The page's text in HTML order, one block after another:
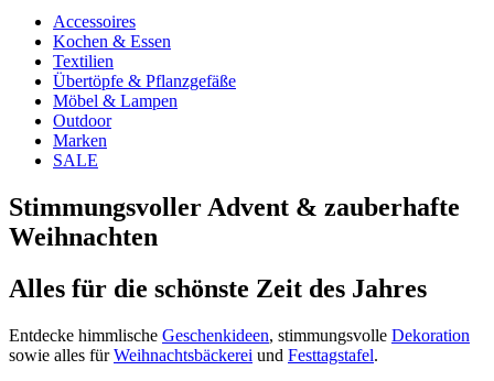
Accessoires
Kochen & Essen
Textilien
Übertöpfe & Pflanzgefäße
Möbel & Lampen
Outdoor
Marken
SALE
Stimmungsvoller Advent & zauberhafte
Weihnachten
Alles für die schönste Zeit des Jahres
Entdecke himmlische Geschenkideen, stimmungsvolle Dekoration
sowie alles fürWeihnachtsbäckerei und Festtagstafel.